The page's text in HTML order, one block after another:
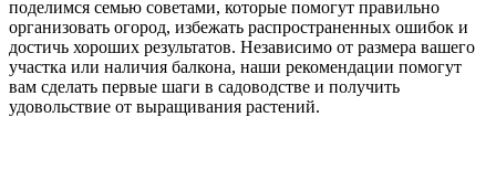
поделимся семью советами, которые помогут правильно
организовать огород, избежать распространенных ошибок и
достичь хороших результатов. Независимо от размера вашего
участка или наличия балкона, наши рекомендации помогут
вам сделать первые шаги в садоводстве и получить
удовольствие от выращивания растений.